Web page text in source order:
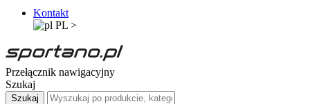
Kontakt
PL >
Przełącznik nawigacyjny
Szukaj
Szukaj